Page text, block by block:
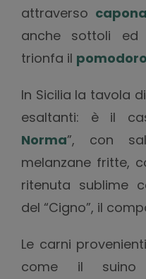
attraverso
anche sottoli
trionfa il
In Sicilia la tavola
esaltanti: è il
Norma”, con
melanzane fritte,
ritenuta sublime
del “Cigno”, il
Le carni
come il suino